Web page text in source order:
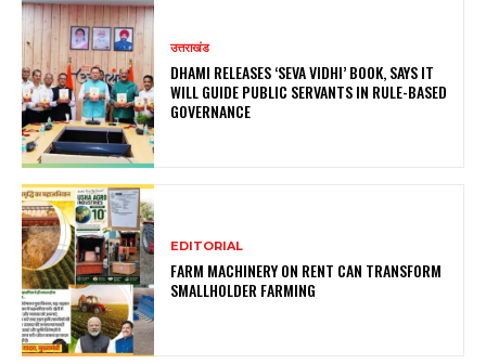
उत्तराखंड
DHAMI RELEASES ‘SEVA VIDHI’ BOOK, SAYS IT
WILL GUIDE PUBLIC SERVANTS IN RULE-BASED
GOVERNANCE
EDITORIAL
FARM MACHINERY ON RENT CAN TRANSFORM
SMALLHOLDER FARMING